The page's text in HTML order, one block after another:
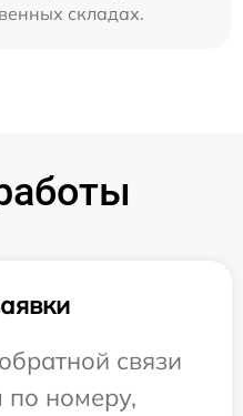
складах.
связи
по номеру,